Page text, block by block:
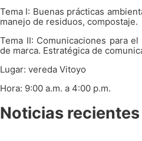
Tema I: Buenas prácticas
manejo de residuos, compostaje.
Tema II: Comunicaciones para
de marca. Estratégica de
Lugar: vereda Vitoyo
Hora: 9:00 a.m. a 4:00 p.m.
Noticias recientes